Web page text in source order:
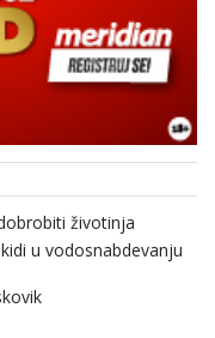
životinja
u vodosnabdevanju